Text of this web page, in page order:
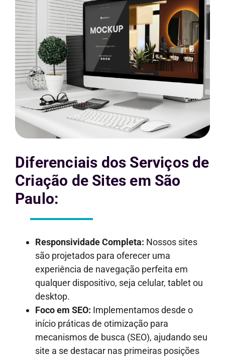
Diferenciais dos Serviços de
Criação de Sites em São
Paulo:
Responsividade Completa: Nossos sites
são projetados para oferecer uma
experiência de navegação perfeita em
qualquer dispositivo, seja celular, tablet ou
desktop.
Foco em SEO: Implementamos desde o
início práticas de otimização para
mecanismos de busca (SEO), ajudando seu
site a se destacar nas primeiras posições